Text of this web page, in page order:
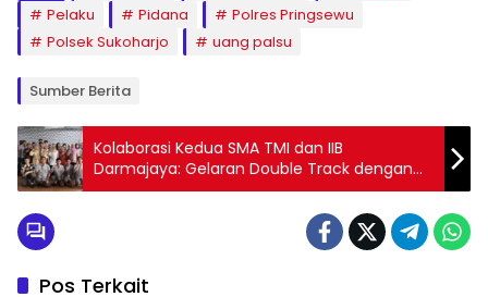
Pelaku
Pidana
Polres Pringsewu
Polsek Sukoharjo
uang palsu
Sumber Berita
Kolaborasi Kedua SMA TMI dan IIB
Darmajaya: Gelaran Double Track dengan
Sorotan Utama pada Bisnis Digital
Pos Terkait